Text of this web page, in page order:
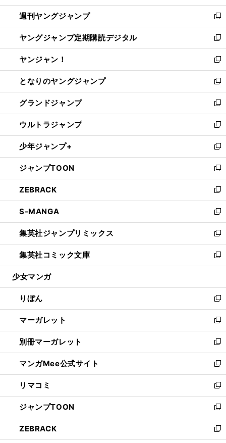
開
く
ウ
で
開
く
ン
ド
ウ
で
開
く
ウ
ィ
ン
ド
ウ
で
開
く
週刊ヤングジャンプ
新
し
い
ウ
ィ
ン
ド
ウ
で
開
く
ヤングジャンプ定期購読デジタル
新
し
い
ウ
ィ
ン
ド
ウ
で
開
く
ヤンジャン！
新
し
い
ウ
ィ
ン
ド
ウ
で
開
く
となりのヤングジャンプ
新
し
い
ウ
ィ
ン
ド
ウ
で
開
く
グランドジャンプ
新
し
い
ウ
ィ
ン
ド
ウ
で
開
く
ウルトラジャンプ
新
し
い
ウ
ィ
ン
ド
ウ
で
開
く
少年ジャンプ+
新
し
い
ウ
ィ
ン
ド
ウ
で
開
く
ジャンプTOON
新
し
い
ウ
ィ
ン
ド
ウ
で
開
ZEBRACK
新
し
い
ウ
ィ
ン
ド
ウ
開
く
S-MANGA
新
し
い
ウ
ィ
ン
ウ
で
開
く
集英社ジャンプリミックス
新
し
い
ウ
ン
ド
ウ
で
開
く
集英社コミック文庫
新
し
ウ
ィ
ン
ド
ウ
で
開
く
少女マンガ
りぼん
新
し
い
ウ
ィ
ン
ド
ウ
で
開
く
マーガレット
新
し
い
ウ
ィ
ン
ド
ウ
で
開
く
別冊マーガレット
新
し
い
ウ
ィ
ン
ド
ウ
で
開
マンガMee公式サイト
新
し
い
ウ
ィ
ン
ド
ウ
リマコミ
新
し
い
ウ
ィ
ン
ジャンプTOON
新
し
い
ウ
ZEBRACK
新
し